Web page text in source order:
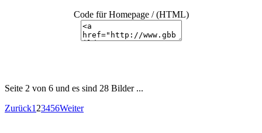
Code für Homepage / (HTML)
Seite 2 von 6 und es sind 28 Bilder ...
Zurück1 23456Weiter